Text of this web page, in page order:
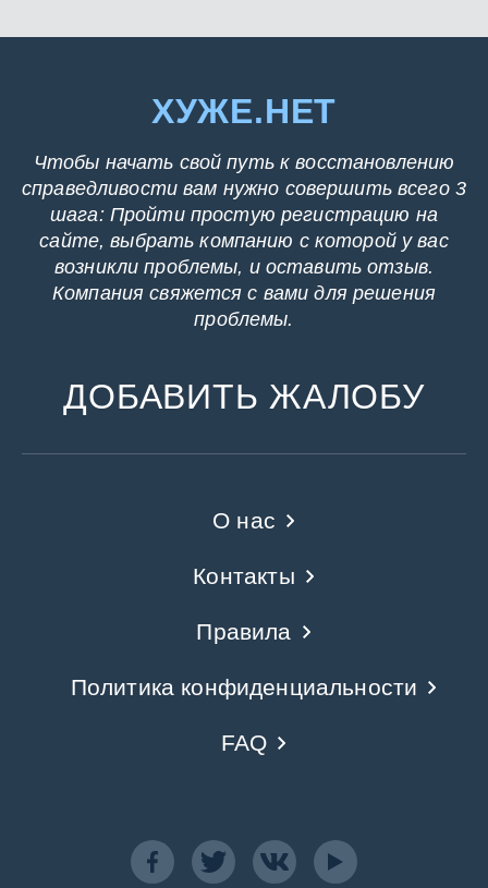
ХУЖЕ.НЕТ
Чтобы начать свой путь к восстановлению
справедливости вам нужно совершить всего 3
шага: Пройти простую регистрацию на
сайте, выбрать компанию с которой у вас
возникли проблемы, и оставить отзыв.
Компания свяжется с вами для решения
проблемы.
ДОБАВИТЬ ЖАЛОБУ
О нас
Контакты
Правила
Политика конфиденциальности
FAQ